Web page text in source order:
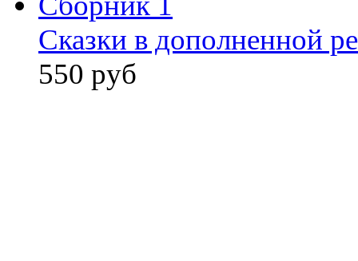
Сказки в дополненной
550 руб